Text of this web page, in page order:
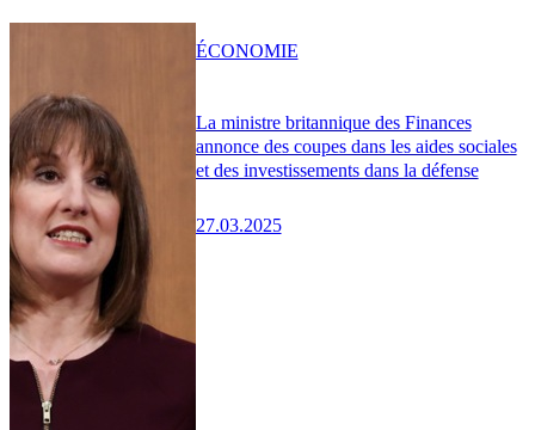
La ministre britannique des Finances
annonce des coupes dans les aides sociales
et des investissements dans la défense
27.03.2025
ÉCONOMIE